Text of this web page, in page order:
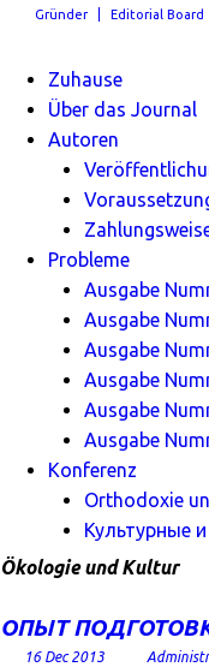
Gründer Editorial Board
Zuhause
Über das Journal
Autoren
Probleme
Ausgabe
Ausgabe
Ausgabe
Ausgabe
Ausgabe
Ausgabe
Konferenz
Orthodoxie
Культурные
Ökologie und Kultur
ОПЫТ
16 Dec 2013